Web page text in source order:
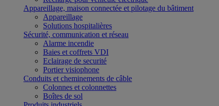
Appareillage, maison connectée et pilotage du bâtiment
Appareillage
Solutions hospitalières
Sécurité, communication et réseau
Alarme incendie
Baies et coffrets VDI
Eclairage de securité
Portier visiophone
Conduits et cheminements de câble
Colonnes et colonnettes
Boîtes de sol